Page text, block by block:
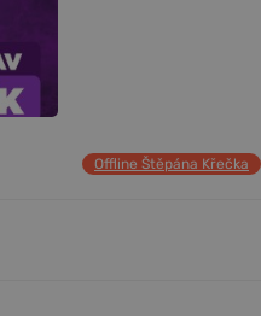
Offline Štěpána Křečka